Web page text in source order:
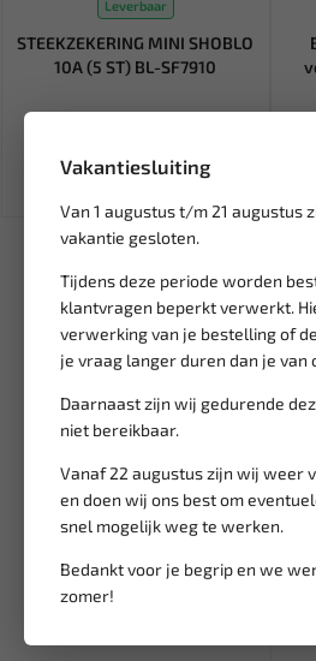
Vakantiesluiting
Van 1 augustus t/m 21 augustus
vakantie gesloten.
Tijdens deze periode worden
klantvragen beperkt verwerkt.
verwerking van je bestelling of
je vraag langer duren dan je van
Daarnaast zijn wij gedurende
niet bereikbaar.
Vanaf 22 augustus zijn wij weer
en doen wij ons best om
snel mogelijk weg te werken.
Bedankt voor je begrip en we
zomer!
Leverbaar
STEEKZEKERING MINI SHOBLO
10A (5 ST) BL-SF7910